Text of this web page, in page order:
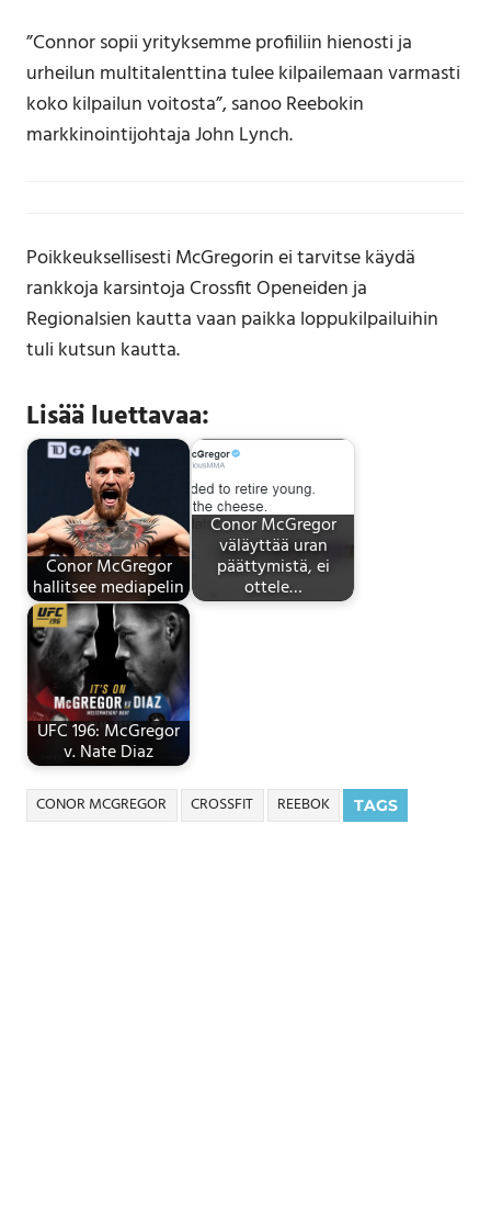
”Connor sopii yrityksemme profiiliin hienosti ja
urheilun multitalenttina tulee kilpailemaan varmasti
koko kilpailun voitosta”, sanoo Reebokin
markkinointijohtaja John Lynch.
Poikkeuksellisesti McGregorin ei tarvitse käydä
rankkoja karsintoja Crossfit Openeiden ja
Regionalsien kautta vaan paikka loppukilpailuihin
tuli kutsun kautta.
Lisää luettavaa:
Conor McGregor
hallitsee mediapelin
Conor McGregor
väläyttää uran
päättymistä, ei
ottele…
UFC 196: McGregor
v. Nate Diaz
TAGS
CONOR MCGREGOR CROSSFIT REEBOK